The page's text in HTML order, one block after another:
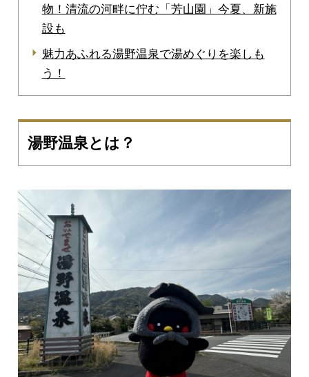
物！清流の河畔に佇む「芳山園」今夏、新施
設も
魅力あふれる湯野温泉で湯めぐりを楽しも
う！
湯野温泉とは？